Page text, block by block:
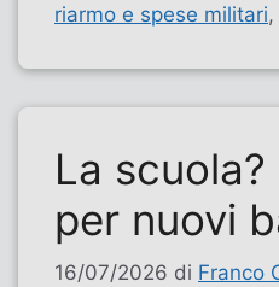
riarmo e spese militari,
La
per nuovi
16/07/2026 di Franco